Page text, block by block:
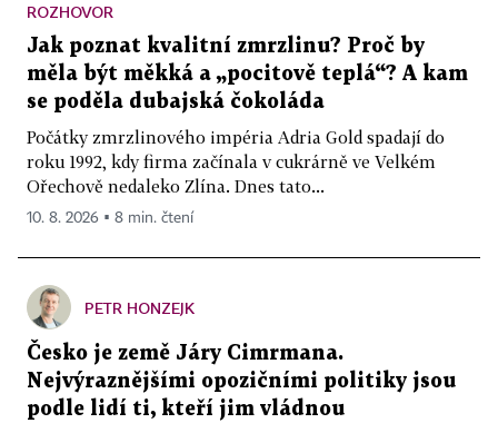
ROZHOVOR
Jak poznat kvalitní zmrzlinu? Proč by
měla být měkká a „pocitově teplá“? A kam
se poděla dubajská čokoláda
Počátky zmrzlinového impéria Adria Gold spadají do
roku 1992, kdy firma začínala v cukrárně ve Velkém
Ořechově nedaleko Zlína. Dnes tato...
10. 8. 2026 ▪ 8 min. čtení
PETR HONZEJK
Česko je země Járy Cimrmana.
Nejvýraznějšími opozičními politiky jsou
podle lidí ti, kteří jim vládnou